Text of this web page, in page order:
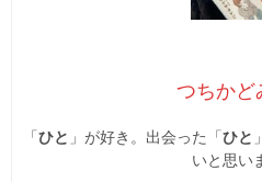
つちかど
「ひと 」が好き。出会った「ひと
いと思い